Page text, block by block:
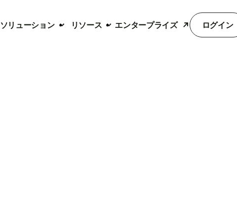
ソリューション リソース エンタープライズ ログイン